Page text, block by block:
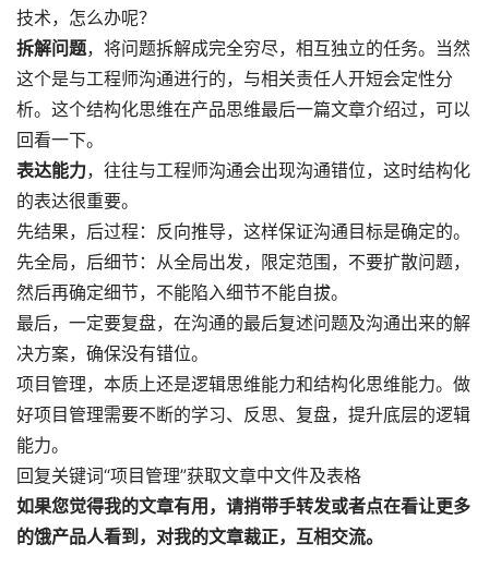
技术，怎么办呢？
拆解问题，将问题拆解成完全穷尽，相互独立的任务。当然
这个是与工程师沟通进行的，与相关责任人开短会定性分
析。这个结构化思维在产品思维最后一篇文章介绍过，可以
回看一下。
表达能力，往往与工程师沟通会出现沟通错位，这时结构化
的表达很重要。
先结果，后过程：反向推导，这样保证沟通目标是确定的。
先全局，后细节：从全局出发，限定范围，不要扩散问题，
然后再确定细节，不能陷入细节不能自拔。
最后，一定要复盘，在沟通的最后复述问题及沟通出来的解
决方案，确保没有错位。
项目管理，本质上还是逻辑思维能力和结构化思维能力。做
好项目管理需要不断的学习、反思、复盘，提升底层的逻辑
能力。
回复关键词“项目管理”获取文章中文件及表格
如果您觉得我的文章有用，请捎带手转发或者点在看让更多
的饿产品人看到，对我的文章裁正，互相交流。